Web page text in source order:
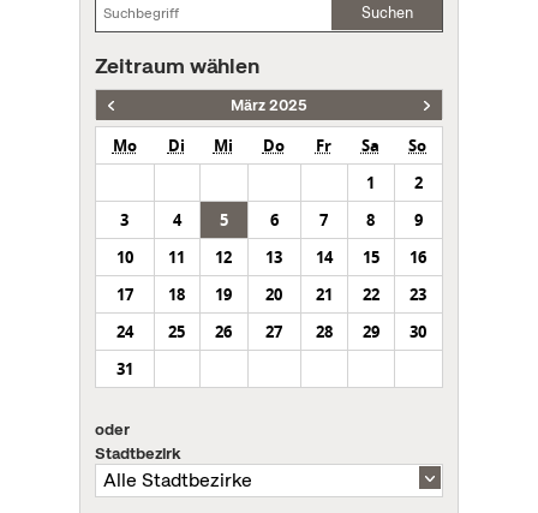
Suchen
Zeitraum wählen
März 2025
Mo Di Mi Do Fr Sa
So
1
2
3
4 5 6 7 8
9
10
11 12 13 14 15
16
17
18 19 20 21 22
23
24
25 26 27 28 29
30
31
oder
Stadtbezirk